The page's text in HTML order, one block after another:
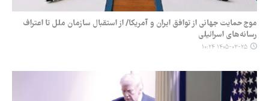
موج حمایت جهانی از توافق ایران و آمریکا/ از استقبال سازمان ملل تا اعتراف
رسانه‌های اسرائیلی
۱۴۰۵-۰۳-۲۵ ۱۰:۲۴